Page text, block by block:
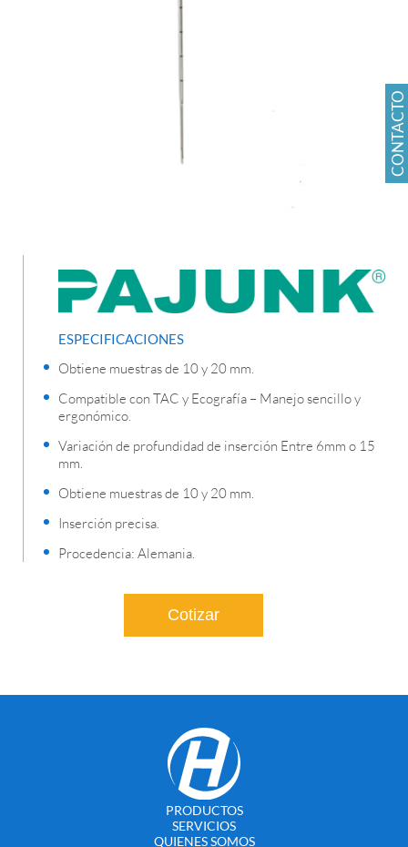
ESPECIFICACIONES
Obtiene muestras de 10 y 20 mm.
Compatible con TAC y Ecografía – Manejo sencillo y
ergonómico.
Variación de profundidad de inserción Entre 6mm o 15
mm.
Obtiene muestras de 10 y 20 mm.
Inserción precisa.
Procedencia: Alemania.
Cotizar
PRODUCTOS
SERVICIOS
QUIENES SOMOS
CONTACTO